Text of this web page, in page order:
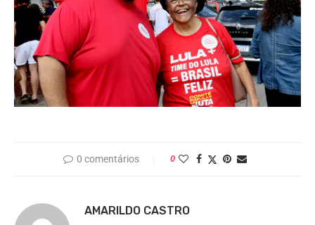
0 comentários 0
AMARILDO CASTRO